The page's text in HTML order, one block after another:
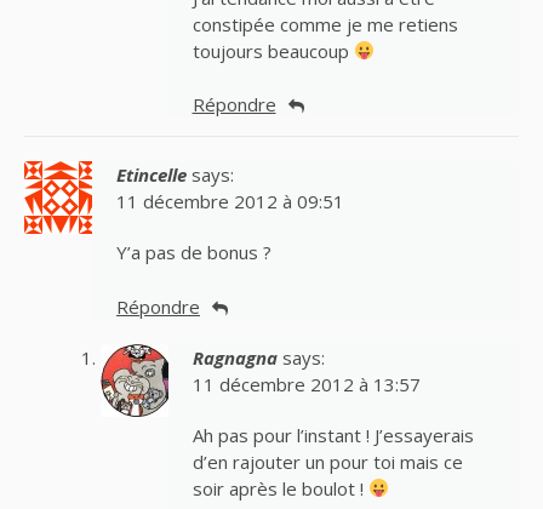
constipée comme je me retiens
toujours beaucoup
Répondre
Etincelle says:
11 décembre 2012 à 09:51
Y’a pas de bonus ?
Répondre
Ragnagna says:
11 décembre 2012 à 13:57
Ah pas pour l’instant ! J’essayerais
d’en rajouter un pour toi mais ce
soir après le boulot !